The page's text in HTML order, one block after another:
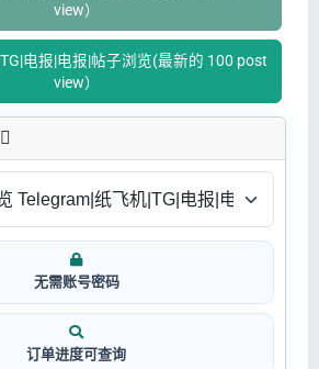
view）
电报|电报|帖子浏览(最新的 100 post
view）
无需账号密码
订单进度可查询